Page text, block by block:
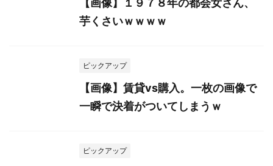
【画像】１９７８年の都会女さん、
芋くさいｗｗｗｗ
ピックアップ
【画像】賃貸vs購入。一枚の画像で
一瞬で決着がついてしまうｗ
ピックアップ